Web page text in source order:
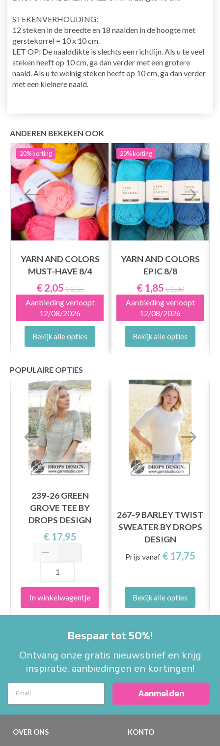
STEKENVERHOUDING:
12 steken in de breedte en 18 naalden in de hoogte met
gerstekorrel = 10 x 10 cm.
LET OP: De naalddikte is slechts een richtlijn. Als u te veel
steken heeft op 10 cm, ga dan verder met een grotere
naald. Als u te weinig steken heeft op 10 cm, ga dan verder
met een kleinere naald.
ANDEREN BEKEKEN OOK
20%korting
YARN AND COLORS
MUST-HAVE 8/4
€ 2,05 € 2,55
Aanbieding verloopt
12/08/2026
Bekijk alle opties
20%korting
YARN AND COLORS
EPIC 8/8
€ 1,85 € 2,30
Aanbieding verloopt
12/08/2026
Bekijk alle opties
POPULAIRE OPTIES
239-26 GREEN
GROVE TEE BY
DROPS DESIGN
€ 17,95
In winkelwagentje
267-9 BARLEY TWIST
SWEATER BY DROPS
DESIGN
Prijs vanaf € 17,75
Bekijk alle opties
Bespaar tot 50%!
Ontvang onze gratis nieuwsbrief en krijg
inspiratie, aanbiedingen en kortingen!
Aanmelden
OVER ONS KONTO